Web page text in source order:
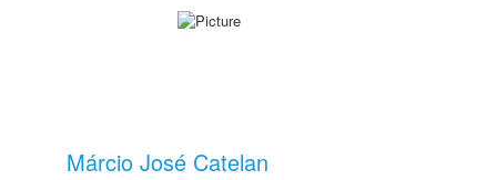
Márcio José Catelan